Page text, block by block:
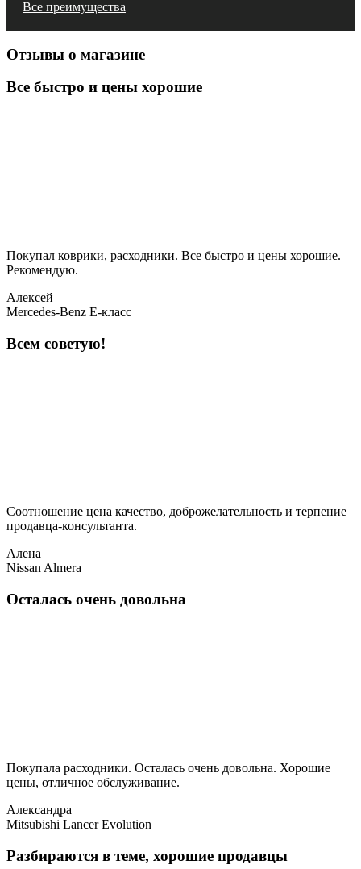
Все преимущества
Отзывы о магазине
Все быстро и цены хорошие
Покупал коврики, расходники. Все быстро и цены хорошие.
Рекомендую.
Алексей
Mercedes-Benz E-класс
Всем советую!
Соотношение цена качество, доброжелательность и терпение
продавца-консультанта.
Алена
Nissan Almera
Осталась очень довольна
Покупала расходники. Осталась очень довольна. Хорошие
цены, отличное обслуживание.
Александра
Mitsubishi Lancer Evolution
Разбираются в теме, хорошие продавцы